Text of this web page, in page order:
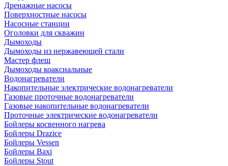
Дренажные насосы
Поверхностные насосы
Насосные станции
Оголовки для скважин
Дымоходы
Дымоходы из нержавеющей стали
Мастер флеш
Дымоходы коаксиальные
Водонагреватели
Накопительные электрические водонагреватели
Газовые проточные водонагреватели
Газовые накопительные водонагреватели
Проточные электрические водонагреватели
Бойлеры косвенного нагрева
Бойлеры Drazice
Бойлеры Vessen
Бойлеры Baxi
Бойлеры Stout